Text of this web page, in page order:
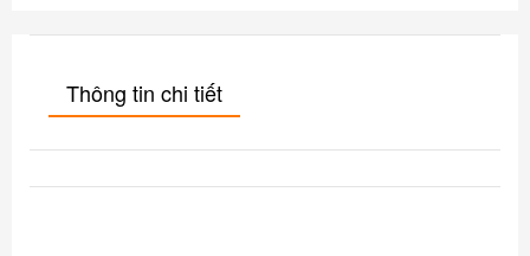
Thông tin chi tiết